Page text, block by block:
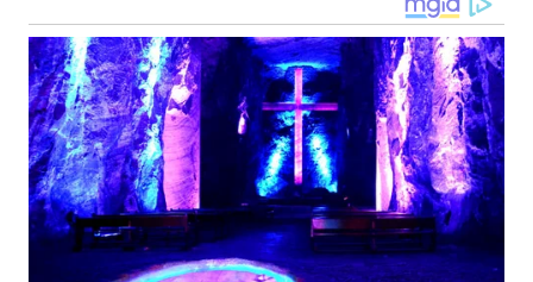
WN
KALBAR
WN
KALTENG
WN
KALTARA